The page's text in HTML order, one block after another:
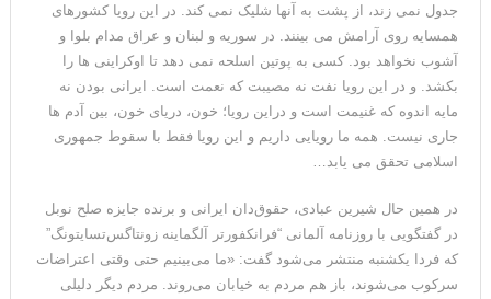
جدول نمی زند، از پشت به آنها شلیک نمی کند. در این رویا کشورهای
همسایه روی آرامش می بینند. در سوریه و لبنان و عراق مدام بلوا و
آشوب نخواهد بود. کسی به پوتین اسلحه نمی دهد تا اوکراینی ها را
بکشد. و در این رویا نفت نه مصیبت که نعمت است. ایرانی بودن نه
مایه اندوه که غنیمت است و دراین رویا؛ خون، دریای خون، بین آدم ها
جاری نیست. همه ما رویایی داریم و این رویا فقط با سقوط جمهوری
اسلامی تحقق می یابد…
در همین حال شیرین عبادی، حقوق‌دان ایرانی و برنده جایزه صلح نوبل
در گفتگویی با روزنامه آلمانی “فرانکفورتر آلگماینه زونتاگس‌تسایتونگ”
که فردا یکشنبه منتشر می‌شود گفت: «ما می‌بینیم حتی وقتی اعتراضات
سرکوب می‌شوند، باز هم مردم به خیابان می‌روند. مردم دیگر دلیلی